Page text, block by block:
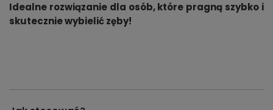
Idealne rozwiązanie dla osób, które pragną szybko i
skutecznie wybielić zęby!